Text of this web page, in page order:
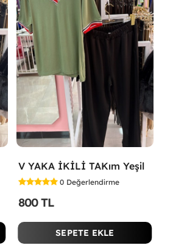
V YAKA İKİLİ TAKım Yeşil
0 Değerlendirme
800 TL
SEPETE EKLE